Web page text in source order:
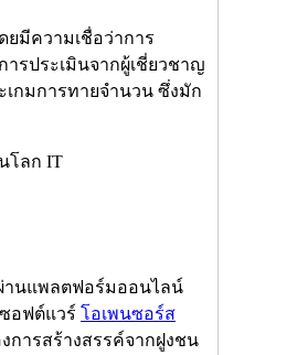
มีความเชื่อว่าการ
รประเมินจากผู้เชี่ยวชาญ
เกมการทายจำนวน ซึ่งมัก
านแพลตฟอร์มออนไลน์
อฟต์แวร์ โอเพนซอร์ส
ารสร้างสรรค์จากฝูงชน